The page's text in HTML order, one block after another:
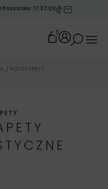
17:36:59
0
/ FOTOTAPETY